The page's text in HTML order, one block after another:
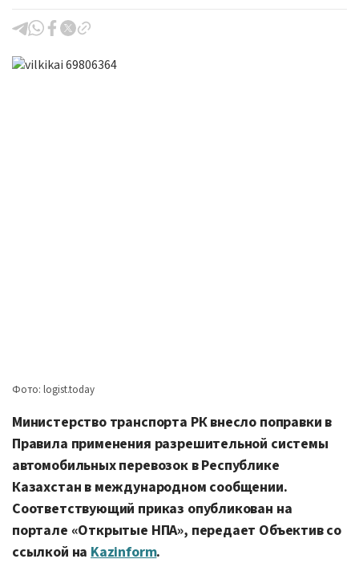
Фото: logist.today
Министерство транспорта РК внесло поправки в
Правила применения разрешительной системы
автомобильных перевозок в Республике
Казахстан в международном сообщении.
Соответствующий приказ опубликован на
портале «Открытые НПА», передает Объектив со
ссылкой на Kazinform.